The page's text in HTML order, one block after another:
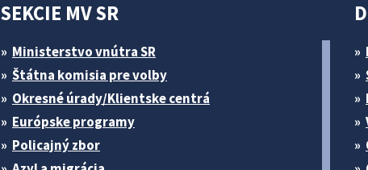
SEKCIE MV SR
Ministerstvo vnútra SR
Štátna komisia pre volby
Okresné úrady/Klientske centrá
Európske programy
Policajný zbor